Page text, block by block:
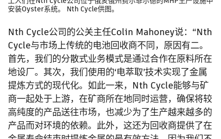
安装Oyster系统。 Nth Cycle供图。
Nth Cycle公司的公关主任Colin Mahoney说：“Nth
Cycle与市场上传统的电池回收商不同，原因有二。
首先，我们的分散式业务模式是通过合作在原料所在
地设厂。其次，我们使用的‘电萃取’技术实现了金属
提炼方式的现代化。如此一来，Nth Cycle能够与矿
商一起处于上游，在矿商所在地同时运营，确保将较
高纯度的产品送往市场，也减少为了生产越来越多的
产品而对环境的依赖。此外，这还为回收商提供了在